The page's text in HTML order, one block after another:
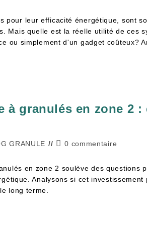
pour leur efficacité énergétique, sont
Mais quelle est la réelle utilité de ces
ou simplement d'un gadget coûteux?
à granulés en zone 2 :
GRANULE 0 commentaire
en zone 2 soulève des questions
Analysons si cet investissement
long terme.